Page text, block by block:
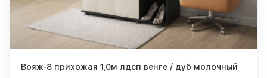
Вояж-8 прихожая 1,0м лдсп венге / дуб молочный